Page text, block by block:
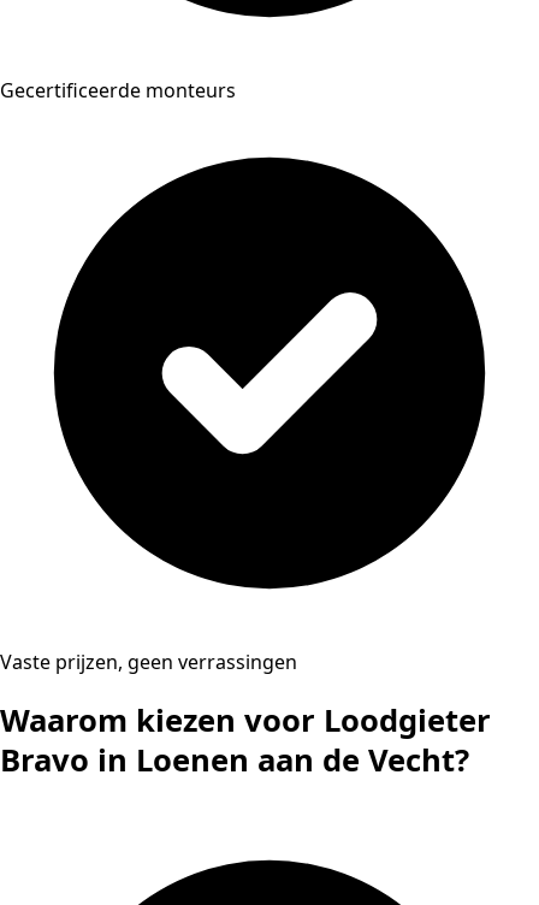
Gecertificeerde monteurs
Vaste prijzen, geen verrassingen
Waarom kiezen voor Loodgieter
Bravo in Loenen aan de Vecht?